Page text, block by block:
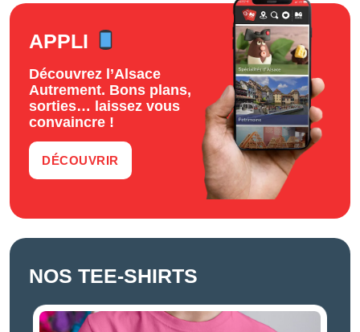
APPLI
Découvrez l’Alsace
Autrement. Bons plans,
sorties… laissez vous
convaincre !
DÉCOUVRIR
NOS TEE-SHIRTS